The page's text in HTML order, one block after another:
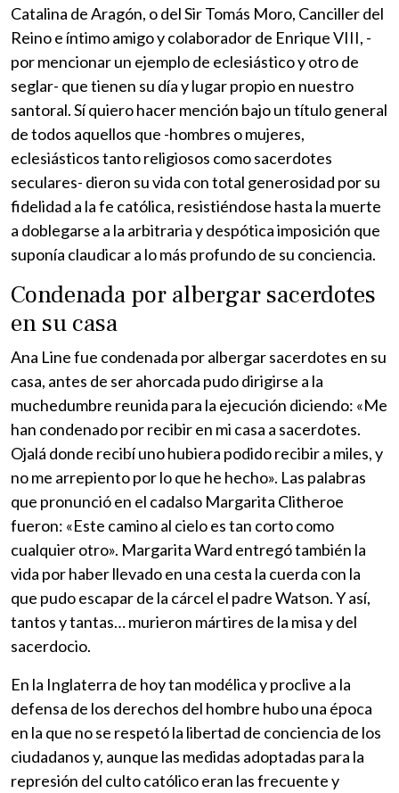
Catalina de Aragón, o del Sir Tomás Moro, Canciller del
Reino e íntimo amigo y colaborador de Enrique VIII, -
por mencionar un ejemplo de eclesiástico y otro de
seglar- que tienen su día y lugar propio en nuestro
santoral. Sí quiero hacer mención bajo un título general
de todos aquellos que -hombres o mujeres,
eclesiásticos tanto religiosos como sacerdotes
seculares- dieron su vida con total generosidad por su
fidelidad a la fe católica, resistiéndose hasta la muerte
a doblegarse a la arbitraria y despótica imposición que
suponía claudicar a lo más profundo de su conciencia.
Condenada por albergar sacerdotes
en su casa
Ana Line fue condenada por albergar sacerdotes en su
casa, antes de ser ahorcada pudo dirigirse a la
muchedumbre reunida para la ejecución diciendo: «Me
han condenado por recibir en mi casa a sacerdotes.
Ojalá donde recibí uno hubiera podido recibir a miles, y
no me arrepiento por lo que he hecho». Las palabras
que pronunció en el cadalso Margarita Clitheroe
fueron: «Este camino al cielo es tan corto como
cualquier otro». Margarita Ward entregó también la
vida por haber llevado en una cesta la cuerda con la
que pudo escapar de la cárcel el padre Watson. Y así,
tantos y tantas… murieron mártires de la misa y del
sacerdocio.
En la Inglaterra de hoy tan modélica y proclive a la
defensa de los derechos del hombre hubo una época
en la que no se respetó la libertad de conciencia de los
ciudadanos y, aunque las medidas adoptadas para la
represión del culto católico eran las frecuente y